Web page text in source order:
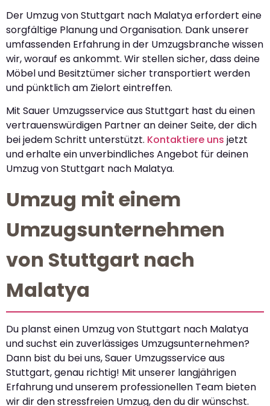
Der Umzug von Stuttgart nach Malatya erfordert eine
sorgfältige Planung und Organisation. Dank unserer
umfassenden Erfahrung in der Umzugsbranche wissen
wir, worauf es ankommt. Wir stellen sicher, dass deine
Möbel und Besitztümer sicher transportiert werden
und pünktlich am Zielort eintreffen.
Mit Sauer Umzugsservice aus Stuttgart hast du einen
vertrauenswürdigen Partner an deiner Seite, der dich
bei jedem Schritt unterstützt. Kontaktiere uns jetzt
und erhalte ein unverbindliches Angebot für deinen
Umzug von Stuttgart nach Malatya.
Umzug mit einem
Umzugsunternehmen
von Stuttgart nach
Malatya
Du planst einen Umzug von Stuttgart nach Malatya
und suchst ein zuverlässiges Umzugsunternehmen?
Dann bist du bei uns, Sauer Umzugsservice aus
Stuttgart, genau richtig! Mit unserer langjährigen
Erfahrung und unserem professionellen Team bieten
wir dir den stressfreien Umzug, den du dir wünschst.